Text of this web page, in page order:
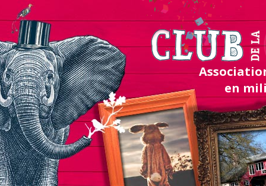
en